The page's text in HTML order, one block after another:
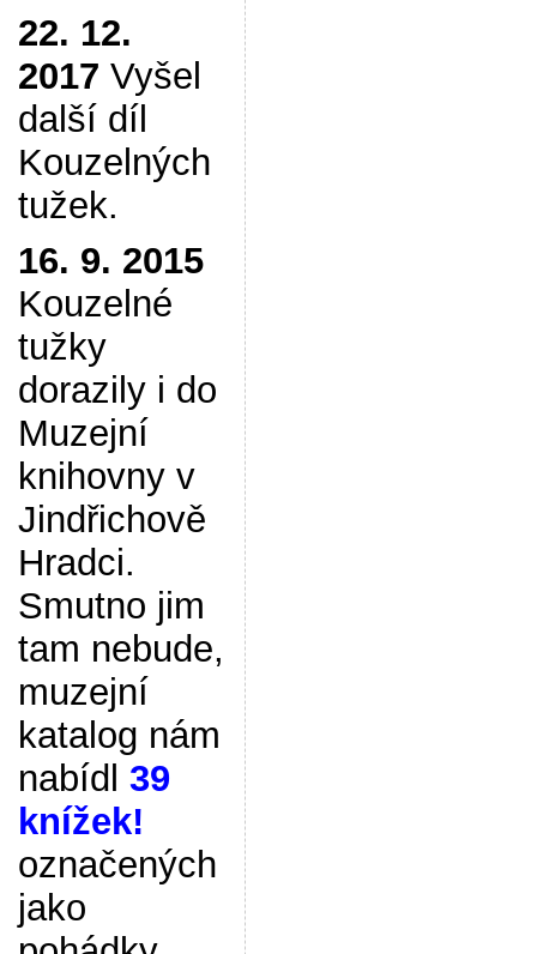
22. 12.
2017 Vyšel
další díl
Kouzelných
tužek.
16. 9. 2015
Kouzelné
tužky
dorazily i do
Muzejní
knihovny v
Jindřichově
Hradci.
Smutno jim
tam nebude,
muzejní
katalog nám
nabídl 39
knížek!
označených
jako